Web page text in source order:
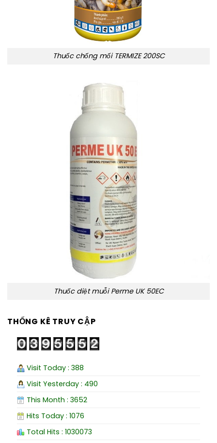
Thuốc chống mối TERMIZE 200SC
Thuốc diệt muỗi Perme UK 50EC
THỐNG KÊ TRUY CẬP
Visit Today : 388
Visit Yesterday : 490
This Month : 3652
Hits Today : 1076
Total Hits : 1030073